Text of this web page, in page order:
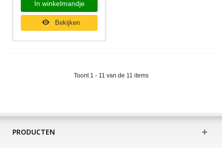
In winkelmandje
Bekijken
Toont 1 - 11 van de 11 items
PRODUCTEN